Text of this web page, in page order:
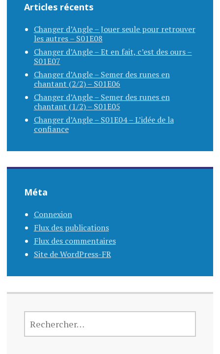
Articles récents
Changer d’Angle – Jouer seule pour retrouver
les autres – S01E08
Changer d’Angle – Et en fait, c’est des ours –
S01E07
Changer d’Angle – Semer des runes en
chantant (2/2) – S01E06
Changer d’Angle – Semer des runes en
chantant (1/2) – S01E05
Changer d’Angle – S01E04 – L’idée de la
confiance
Méta
Connexion
Flux des publications
Flux des commentaires
Site de WordPress-FR